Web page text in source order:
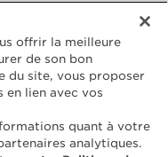
offrir la meilleure
de son bon
du site, vous proposer
en lien avec vos
quant à votre
analytiques.